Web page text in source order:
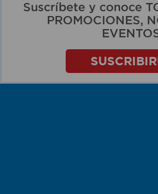
Suscríbete y conoce
PROMOCIONES,